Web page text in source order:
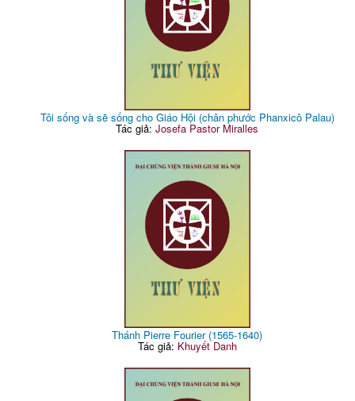
Tôi sống và sẽ sống cho Giáo Hội (chân phước Phanxicô Palau)
Tác giả:Josefa Pastor Miralles
Thánh Pierre Fourier (1565-1640)
Tác giả: Khuyết Danh